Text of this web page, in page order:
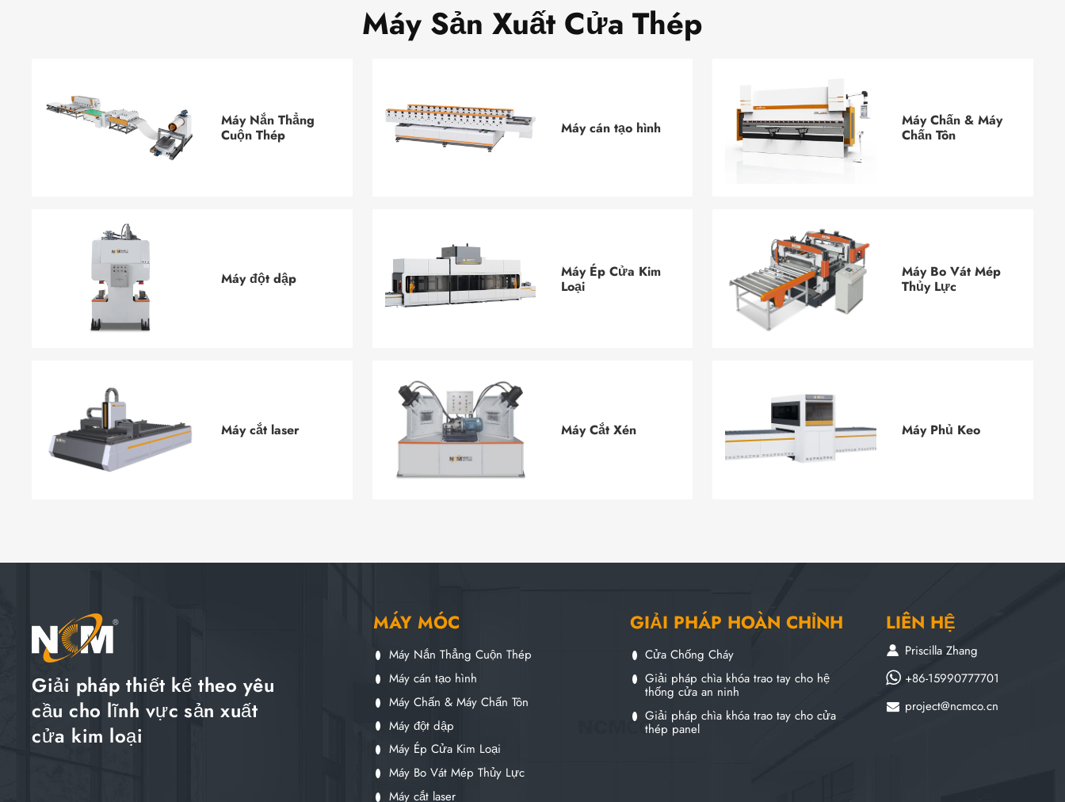
Máy Sản Xuất Cửa Thép
Máy Nắn Thẳng
Cuộn Thép
Máy cán tạo hình
Máy Chấn & Máy
Chấn Tôn
Máy đột dập
Máy Ép Cửa Kim
Loại
Máy Bo Vát Mép
Thủy Lực
Máy cắt laser Máy Cắt Xén Máy Phủ Keo
Giải pháp thiết kế theo yêu
cầu cho lĩnh vực sản xuất
cửa kim loại
MÁY MÓC
Máy Nắn Thẳng Cuộn Thép
Máy cán tạo hình
Máy Chấn & Máy Chấn Tôn
Máy đột dập
Máy Ép Cửa Kim Loại
Máy Bo Vát Mép Thủy Lực
Máy cắt laser
GIẢI PHÁP HOÀN CHỈNH
Cửa Chống Cháy
Giải pháp chìa khóa trao tay cho hệ
thống cửa an ninh
Giải pháp chìa khóa trao tay cho cửa
thép panel
LIÊN HỆ
Priscilla Zhang
+86-15990777701
project@ncmco.cn